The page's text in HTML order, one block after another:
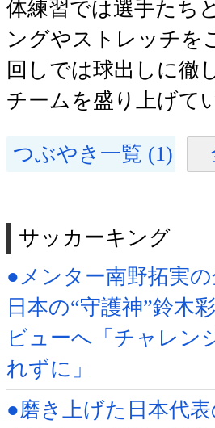
体練習では選手たち
ングやストレッチを
回しでは球出しに徹
チームを盛り上げて
つぶやき一覧 (1)
サッカーキング
●メンター南野拓実
日本の“守護神”鈴木
ビューへ「チャレン
れずに」
●磨き上げた日本代表